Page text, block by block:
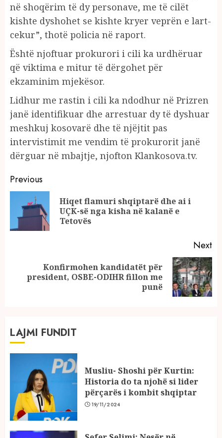
në shoqërim të dy personave, me të cilët
kishte dyshohet se kishte kryer veprën e lart-
cekur”, thotë policia në raport.
Është njoftuar prokurori i cili ka urdhëruar
që viktima e mitur të dërgohet për
ekzaminim mjekësor.
Lidhur me rastin i cili ka ndodhur në Prizren
janë identifikuar dhe arrestuar dy të dyshuar
meshkuj kosovarë dhe të njëjtit pas
intervistimit me vendim të prokurorit janë
dërguar në mbajtje, njofton Klankosova.tv.
Continue
Reading
Previous
Hiqet flamuri shqiptarë dhe ai i
UÇK-së nga kisha në kalanë e
Tetovës
Next
Next
Konfirmohen kandidatët për
president, OSBE-ODIHR fillon me
punë
LAJMI FUNDIT
Musliu- Shoshi për Kurtin:
Historia do ta njohë si lider
përçarës i kombit shqiptar
19/11/2024